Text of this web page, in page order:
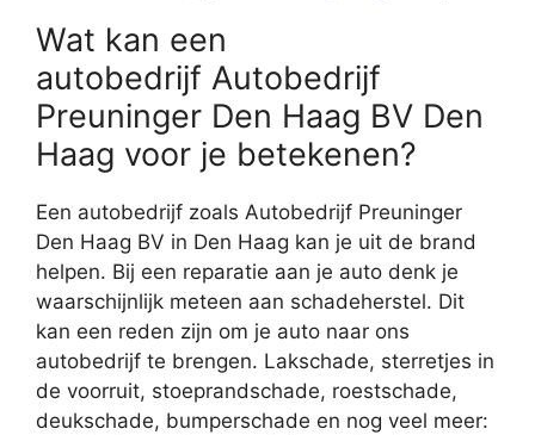
Wat kan een
autobedrijf Autobedrijf
Preuninger Den Haag BV Den
Haag voor je betekenen?
Een autobedrijf zoals Autobedrijf Preuninger
Den Haag BV in Den Haag kan je uit de brand
helpen. Bij een reparatie aan je auto denk je
waarschijnlijk meteen aan schadeherstel. Dit
kan een reden zijn om je auto naar ons
autobedrijf te brengen. Lakschade, sterretjes in
de voorruit, stoeprandschade, roestschade,
deukschade, bumperschade en nog veel meer: